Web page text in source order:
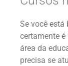
Se você está
certamente
área da
precisa se